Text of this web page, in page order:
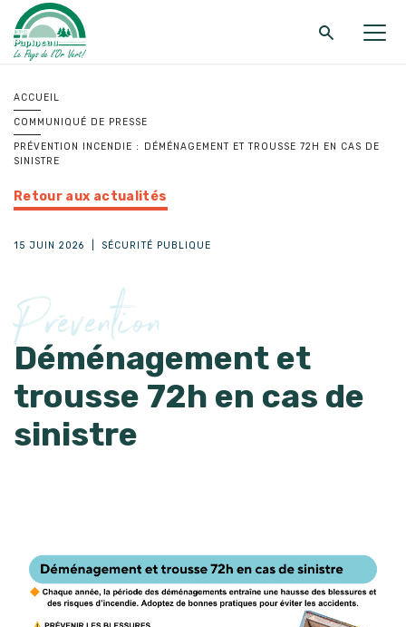
MRC DE PAPINEAU
FONDS ET PROGRAMMES
ACCUEIL
COMMUNIQUÉ DE PRESSE
PRÉVENTION INCENDIE : DÉMÉNAGEMENT ET TROUSSE 72H EN CAS DE
SINISTRE
Retour aux actualités
15 JUIN 2026 SÉCURITÉ PUBLIQUE
Prévention
Déménagement et
trousse 72h en cas de
sinistre